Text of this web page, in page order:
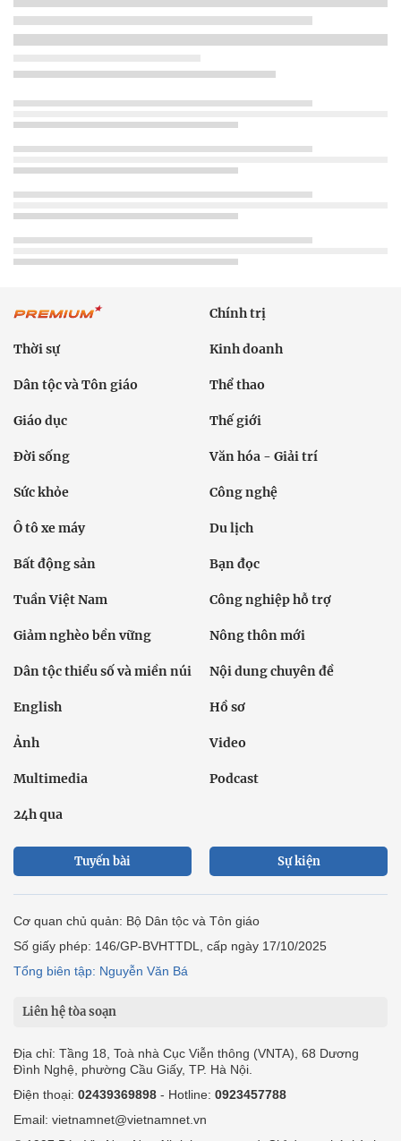
Chính trị
Thời sự Kinh doanh
Dân tộc và Tôn giáo Thể thao
Giáo dục Thế giới
Đời sống Văn hóa - Giải trí
Sức khỏe Công nghệ
Ô tô xe máy Du lịch
Bất động sản Bạn đọc
Tuần Việt Nam Công nghiệp hỗ trợ
Giảm nghèo bền vững Nông thôn mới
Dân tộc thiểu số và miền núi Nội dung chuyên đề
English Hồ sơ
Ảnh Video
Multimedia Podcast
24h qua
Tuyến bài Sự kiện
Cơ quan chủ quản: Bộ Dân tộc và Tôn giáo
Số giấy phép: 146/GP-BVHTTDL, cấp ngày 17/10/2025
Tổng biên tập: Nguyễn Văn Bá
Liên hệ tòa soạn
Địa chỉ: Tầng 18, Toà nhà Cục Viễn thông (VNTA), 68 Dương
Đình Nghệ, phường Cầu Giấy, TP. Hà Nội.
Điện thoại: 02439369898 - Hotline: 0923457788
Email: vietnamnet@vietnamnet.vn